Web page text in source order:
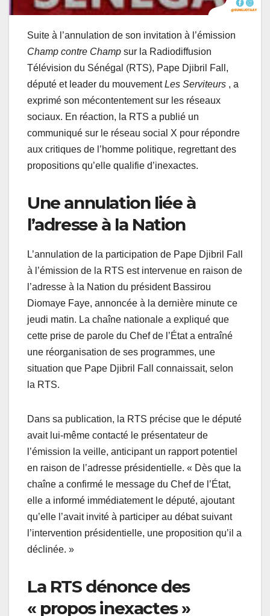
Suite à l’annulation de son invitation à l’émission
Champ contre Champ sur la Radiodiffusion
Télévision du Sénégal (RTS), Pape Djibril Fall,
député et leader du mouvementLes Serviteurs , a
exprimé son mécontentement sur les réseaux
sociaux. En réaction, la RTS a publié un
communiqué sur le réseau social X pour répondre
aux critiques de l’homme politique, regrettant des
propositions qu’elle qualifie d’inexactes.
Une annulation liée à
l’adresse à la Nation
L’annulation de la participation de Pape Djibril Fall
à l’émission de la RTS est intervenue en raison de
l’adresse à la Nation du président Bassirou
Diomaye Faye, annoncée à la dernière minute ce
jeudi matin. La chaîne nationale a expliqué que
cette prise de parole du Chef de l’État a entraîné
une réorganisation de ses programmes, une
situation que Pape Djibril Fall connaissait, selon
la RTS.
Dans sa publication, la RTS précise que le député
avait lui-même contacté le présentateur de
l’émission la veille, anticipant un rapport potentiel
en raison de l’adresse présidentielle. « Dès que la
chaîne a confirmé le message du Chef de l’État,
elle a informé immédiatement le député, ajoutant
qu’elle l’avait invité à participer au débat suivant
l’intervention présidentielle, une proposition qu’il a
déclinée. »
La RTS dénonce des
« propos inexactes »